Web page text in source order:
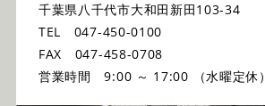
千葉県八千代市大和田新田103-34
TEL 047-450-0100
FAX 047-458-0708
営業時間 9:00 ～ 17:00 （水曜定休）